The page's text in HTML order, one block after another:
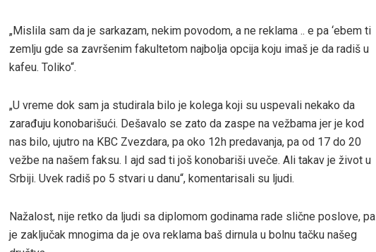
„Mislila sam da je sarkazam, nekim povodom, a ne reklama .. e pa ‘ebem ti
zemlju gde sa završenim fakultetom najbolja opcija koju imaš je da radiš u
kafeu. Toliko“.
„U vreme dok sam ja studirala bilo je kolega koji su uspevali nekako da
zarađuju konobarišući. Dešavalo se zato da zaspe na vežbama jer je kod
nas bilo, ujutro na KBC Zvezdara, pa oko 12h predavanja, pa od 17 do 20
vežbe na našem faksu. I ajd sad ti još konobariši uveče. Ali takav je život u
Srbiji. Uvek radiš po 5 stvari u danu“, komentarisali su ljudi.
Nažalost, nije retko da ljudi sa diplomom godinama rade slične poslove, pa
je zaključak mnogima da je ova reklama baš dirnula u bolnu tačku našeg